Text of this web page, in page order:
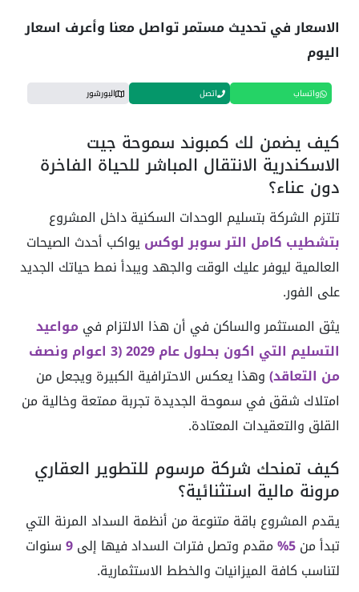
الاسعار في تحديث مستمر تواصل معنا وأعرف اسعار
اليوم
واتساب اتصل البورشور
كيف يضمن لك كمبوند سموحة جيت
الاسكندرية الانتقال المباشر للحياة الفاخرة
دون عناء؟
تلتزم الشركة بتسليم الوحدات السكنية داخل المشروع
بتشطيب كامل التر سوبر لوكسيواكب أحدث الصيحات
العالمية ليوفر عليك الوقت والجهد ويبدأ نمط حياتك الجديد
على الفور.
يثق المستثمر والساكن في أن هذا الالتزام في مواعيد
التسليم التي اكون بحلول عام 2029 (3 اعوام ونصف
من التعاقد)وهذا يعكس الاحترافية الكبيرة ويجعل من
امتلاك شقق في سموحة الجديدة تجربة ممتعة وخالية من
القلق والتعقيدات المعتادة.
كيف تمنحك شركة مرسوم للتطوير العقاري
مرونة مالية استثنائية؟
يقدم المشروع باقة متنوعة من أنظمة السداد المرنة التي
تبدأ من5% مقدم وتصل فترات السداد فيها إلى9سنوات
لتناسب كافة الميزانيات والخطط الاستثمارية.